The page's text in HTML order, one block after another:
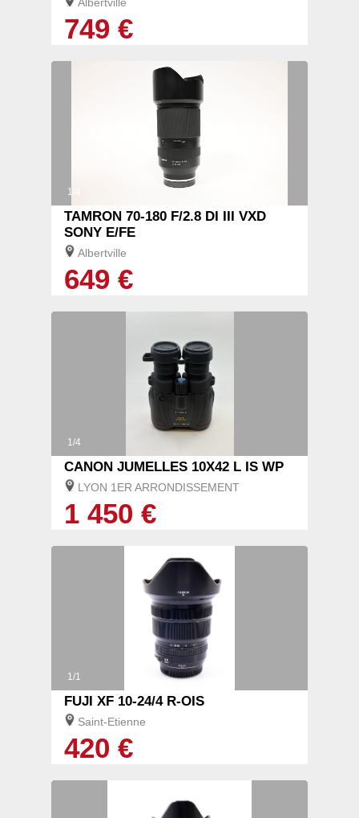
749 €
1/4
TAMRON 70-180 F/2.8 DI III VXD
SONY E/FE
Albertville
649 €
1/4
CANON JUMELLES 10X42 L IS WP
LYON 1ER ARRONDISSEMENT
1 450 €
1/1
FUJI XF 10-24/4 R-OIS
Saint-Etienne
420 €